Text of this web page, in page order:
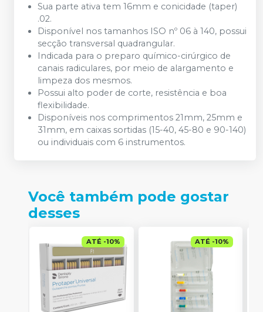
Sua parte ativa tem 16mm e conicidade (taper)
.02.
Disponível nos tamanhos ISO nº 06 à 140, possui
secção transversal quadrangular.
Indicada para o preparo químico-cirúrgico de
canais radiculares, por meio de alargamento e
limpeza dos mesmos.
Possui alto poder de corte, resistência e boa
flexibilidade.
Disponíveis nos comprimentos 21mm, 25mm e
31mm, em caixas sortidas (15-40, 45-80 e 90-140)
ou individuais com 6 instrumentos.
Você também pode gostar
desses
ATÉ -10% ATÉ -10%